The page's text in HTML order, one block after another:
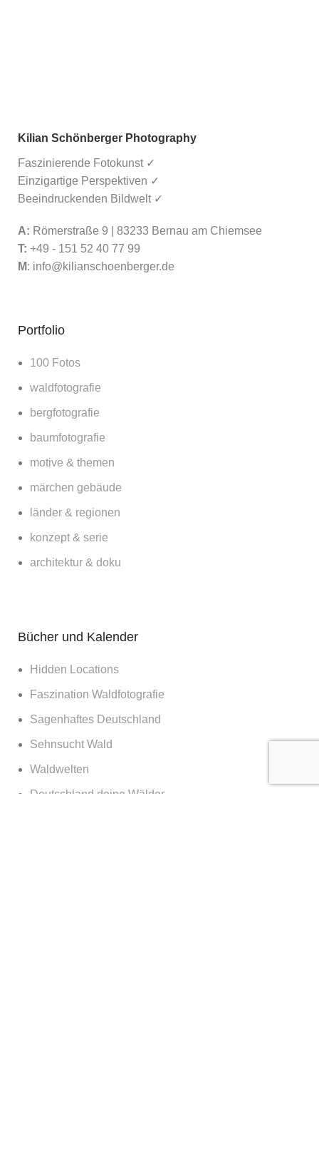
Kilian Schönberger Photography
Faszinierende Fotokunst ✓
Einzigartige Perspektiven ✓
Beeindruckenden Bildwelt ✓
A: Römerstraße 9 | 83233 Bernau am Chiemsee
T: +49 - 151 52 40 77 99
M: info@kilianschoenberger.de
Portfolio
100 Fotos
waldfotografie
bergfotografie
baumfotografie
motive & themen
märchen gebäude
länder & regionen
konzept & serie
architektur & doku
Bücher und Kalender
Hidden Locations
Faszination Waldfotografie
Sagenhaftes Deutschland
Sehnsucht Wald
Waldwelten
Deutschland deine Wälder